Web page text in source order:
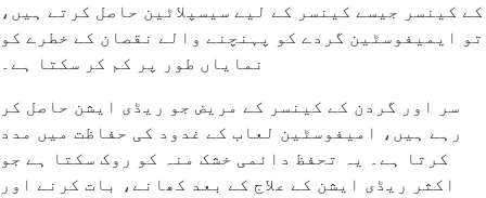
کے کینسر جیسے کینسر کے لیے سیسپلاٹین حاصل کرتے ہیں،
تو ایمیفوسٹین گردے کو پہنچنے والے نقصان کے خطرے کو
نمایاں طور پر کم کر سکتا ہے۔
سر اور گردن کے کینسر کے مریض جو ریڈی ایشن حاصل کر
رہے ہیں، امیفوسٹین لعاب کے غدود کی حفاظت میں مدد
کرتا ہے۔ یہ تحفظ دائمی خشک منہ کو روک سکتا ہے جو
اکثر ریڈی ایشن کے علاج کے بعد کھانے، بات کرنے اور